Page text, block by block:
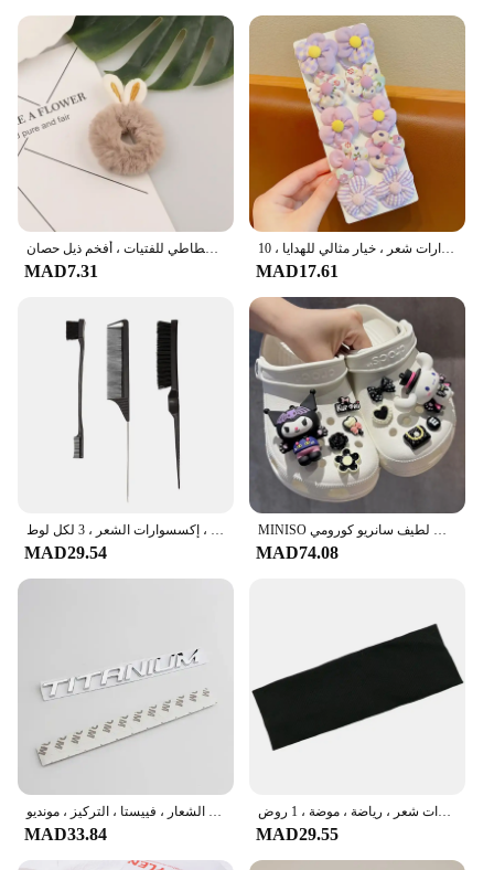
MAD7.31
حلقات شعر زهرية لطيفة للفتيات ، ربطة شعر ، إكسسوارات شعر ، خيار مثالي للهدايا ، 10 * *
MAD17.61
MAD29.54 MAD74.08
MAD33.84
ربطة رأس كورية محبوكة من القطن للنساء والفتيات ، ربطات شعر ناعمة ، غسول ركوب الدراجات ، وجه ، ربطات شعر ، إكسسوارات شعر ، رياضة ، موضة ، 1 روض
MAD29.55